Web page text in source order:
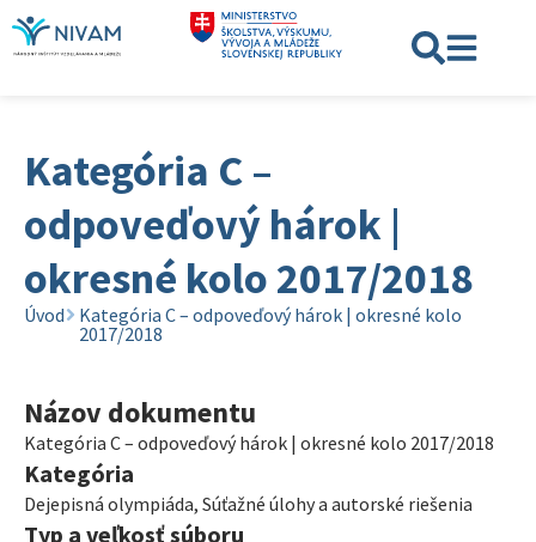
Kategória C –
odpoveďový hárok |
okresné kolo 2017/2018
Úvod
Kategória C – odpoveďový hárok | okresné kolo
2017/2018
Názov dokumentu
Kategória C – odpoveďový hárok | okresné kolo 2017/2018
Kategória
Dejepisná olympiáda, Súťažné úlohy a autorské riešenia
Typ a veľkosť súboru